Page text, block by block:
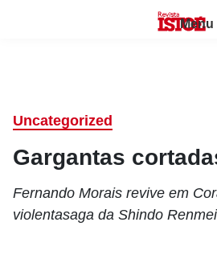
Menu
Uncategorized
Gargantas
Fernando Morais revive em
violentasaga da Shindo